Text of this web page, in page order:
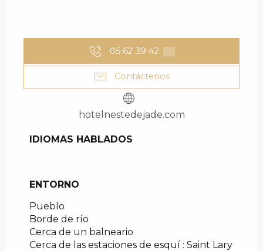
05 62 39 42 ▒▒
Contáctenos
hotelnestedejade.com
IDIOMAS HABLADOS
IDIOMAS HABLADOS
ENTORNO
ENTORNO
Pueblo
Borde de río
Cerca de un balneario
Cerca de las estaciones de esquí : Saint Lary